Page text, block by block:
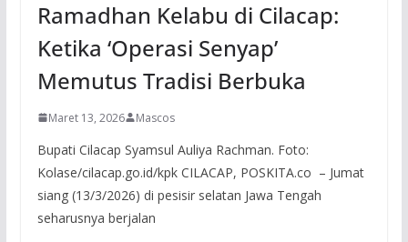
Ramadhan Kelabu di Cilacap:
Ketika ‘Operasi Senyap’
Memutus Tradisi Berbuka
Maret 13, 2026 Mascos
Bupati Cilacap Syamsul Auliya Rachman. Foto:
Kolase/cilacap.go.id/kpk CILACAP, POSKITA.co – Jumat
siang (13/3/2026) di pesisir selatan Jawa Tengah
seharusnya berjalan